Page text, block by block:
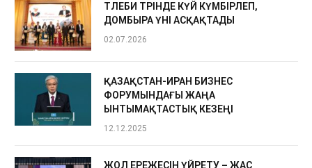
ТӨЛЕБИ ТӨРІНДЕ КҮЙ КҮМБІРЛЕП,
ДОМБЫРА ҮНІ АСҚАҚТАДЫ
02.07.2026
ҚАЗАҚСТАН-ИРАН БИЗНЕС
ФОРУМЫНДАҒЫ ЖАҢА
ЫНТЫМАҚТАСТЫҚ КЕЗЕҢІ
12.12.2025
ЖОЛ ЕРЕЖЕСІН ҮЙРЕТУ – ЖАС